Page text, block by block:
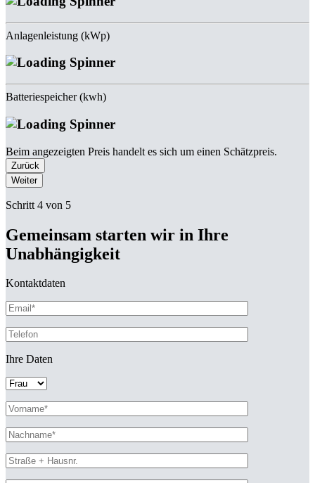
Anlagenleistung (kWp)
Batteriespeicher (kwh)
Beim angezeigten Preis handelt es sich um einen Schätzpreis.
Zurück
Weiter
Schritt 4 von 5
Gemeinsam starten wir in Ihre
Unabhängigkeit
Kontaktdaten
Ihre Daten